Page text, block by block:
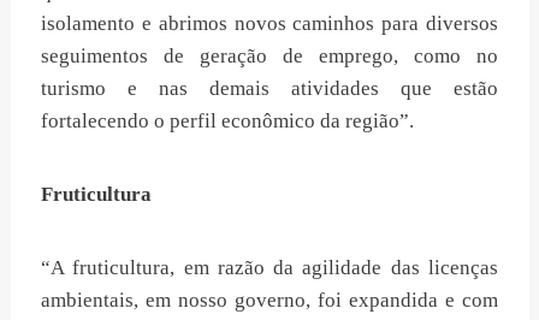
isolamento e abrimos novos caminhos para diversos
seguimentos de geração de emprego, como no
turismo e nas demais atividades que estão
fortalecendo o perfil econômico da região”.
Fruticultura
“A fruticultura, em razão da agilidade das licenças
ambientais, em nosso governo, foi expandida e com